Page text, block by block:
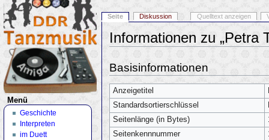
Informationen zu „Petra
Basisinformationen
Anzeigetitel
Standardsortierschlüssel
Seitenlänge (in Bytes)
Seitenkennnummer
Seite Diskussion Quelltext anzeigen
Menü
Geschichte
Interpreten
im Duett